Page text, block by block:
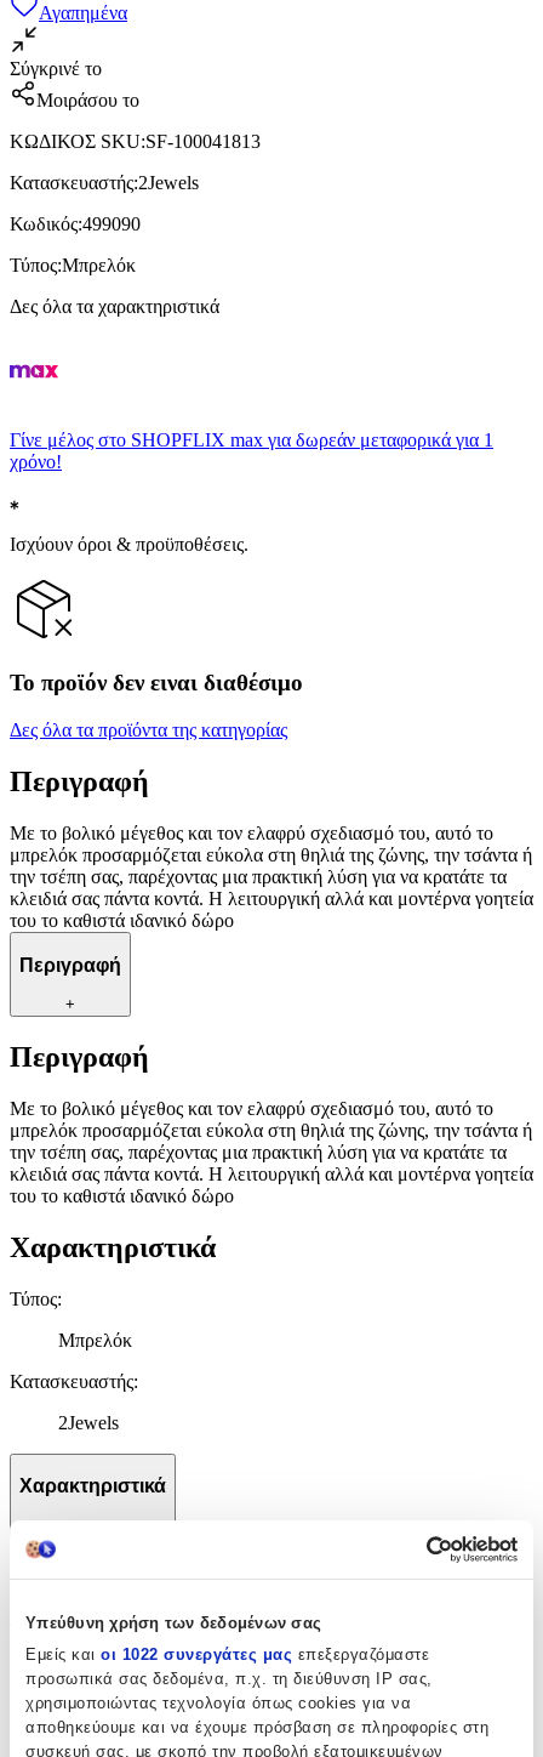
Υπεύθυνη χρήση των δεδομένων σας
Εμείς και οι 1022 συνεργάτες μας επεξεργαζόμαστε
προσωπικά σας δεδομένα, π.χ. τη διεύθυνση IP σας,
χρησιμοποιώντας τεχνολογία όπως cookies για να
αποθηκεύουμε και να έχουμε πρόσβαση σε πληροφορίες στη
συσκευή σας, με σκοπό την προβολή εξατομικευμένων
Αγαπημένα
Σύγκρινέ το
Μοιράσου το
ΚΩΔΙΚΟΣ SKU:SF-100041813
Κατασκευαστής:2Jewels
Κωδικός:499090
Τύπος:Μπρελόκ
Δες όλα τα χαρακτηριστικά
Γίνε μέλος στο SHOPFLIX max για δωρεάν μεταφορικά για 1
χρόνο!
Ισχύουν όροι & προϋποθέσεις.
Το προϊόν δεν ειναι διαθέσιμο
Δες όλα τα προϊόντα της κατηγορίας
Περιγραφή
Με το βολικό μέγεθος και τον ελαφρύ σχεδιασμό του, αυτό το
μπρελόκ προσαρμόζεται εύκολα στη θηλιά της ζώνης, την τσάντα ή
την τσέπη σας, παρέχοντας μια πρακτική λύση για να κρατάτε τα
κλειδιά σας πάντα κοντά. Η λειτουργική αλλά και μοντέρνα γοητεία
του το καθιστά ιδανικό δώρο
Περιγραφή
+
Περιγραφή
Με το βολικό μέγεθος και τον ελαφρύ σχεδιασμό του, αυτό το
μπρελόκ προσαρμόζεται εύκολα στη θηλιά της ζώνης, την τσάντα ή
την τσέπη σας, παρέχοντας μια πρακτική λύση για να κρατάτε τα
κλειδιά σας πάντα κοντά. Η λειτουργική αλλά και μοντέρνα γοητεία
του το καθιστά ιδανικό δώρο
Χαρακτηριστικά
Τύπος:
Μπρελόκ
Κατασκευαστής:
2Jewels
Χαρακτηριστικά
+
Χαρακτηριστικά
Τύπος:
Μπρελόκ
Κατασκευαστής: